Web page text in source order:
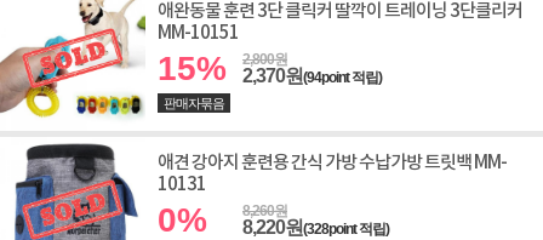
애완동물 훈련 3단 클릭커 딸깍이 트레이닝 3단클리커
MM-10151
15% 2,800원
2,370원(94point 적립)
판매자묶음
애견 강아지 훈련용 간식 가방 수납가방 트릿백 MM-
10131
0% 8,260원
8,220원(328point 적립)